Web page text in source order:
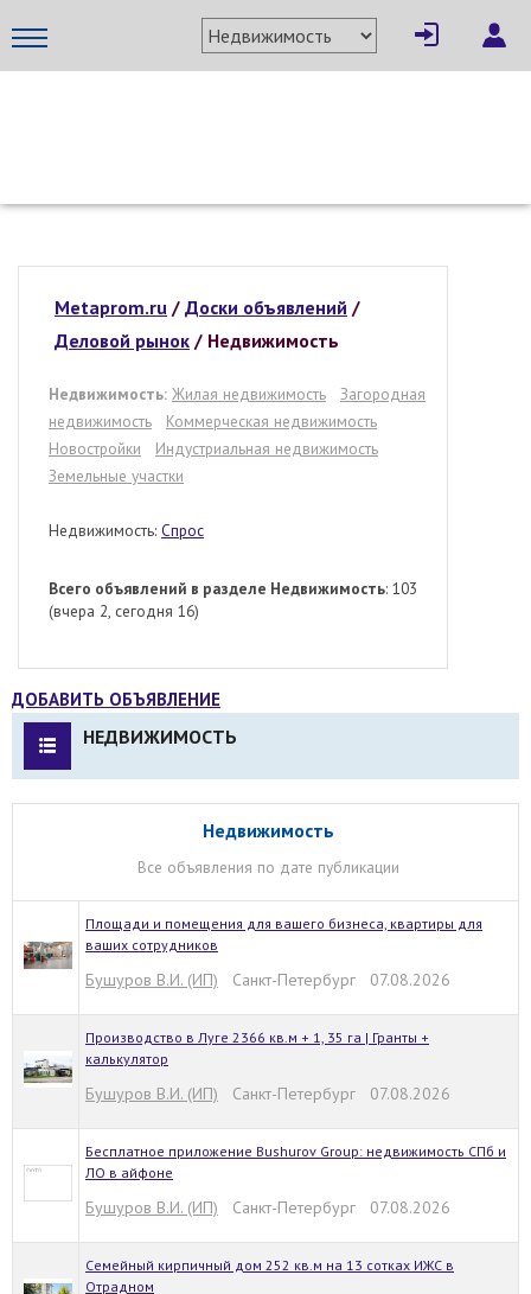
Metaprom.ru / Доски объявлений /
Деловой рынок / Недвижимость
Недвижимость: Жилая недвижимость
Загородная
недвижимость
Коммерческая недвижимость
Новостройки
Индустриальная недвижимость
Земельные участки
Недвижимость: Спрос
Всего объявлений в разделе Недвижимость: 103
(вчера 2, сегодня 16)
ДОБАВИТЬ ОБЪЯВЛЕНИЕ
НЕДВИЖИМОСТЬ
Недвижимость
Все объявления по дате публикации
Площади и помещения для вашего бизнеса, квартиры для
ваших сотрудников
Бушуров В.И. (ИП) Санкт-Петербург 07.08.2026
Производство в Луге 2366 кв.м + 1, 35 га | Гранты +
калькулятор
Бушуров В.И. (ИП) Санкт-Петербург 07.08.2026
Бесплатное приложение Bushurov Group: недвижимость СПб и
ЛО в айфоне
Бушуров В.И. (ИП) Санкт-Петербург 07.08.2026
Семейный кирпичный дом 252 кв.м на 13 сотках ИЖС в
Отрадном